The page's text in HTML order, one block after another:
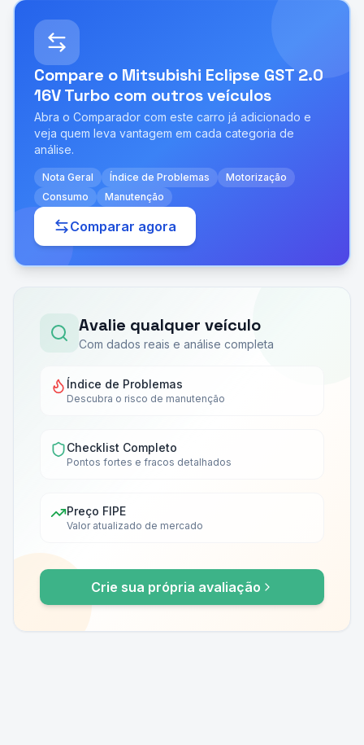
Compare o Mitsubishi Eclipse GST 2.0
16V Turbo com outros veículos
Abra o Comparador com este carro já adicionado e
veja quem leva vantagem em cada categoria de
análise.
Nota Geral Índice de Problemas
Motorização
Consumo
Manutenção
Comparar agora
Avalie qualquer veículo
Com dados reais e análise completa
Índice de Problemas
Descubra o risco de manutenção
Checklist Completo
Pontos fortes e fracos detalhados
Preço FIPE
Valor atualizado de mercado
Crie sua própria avaliação